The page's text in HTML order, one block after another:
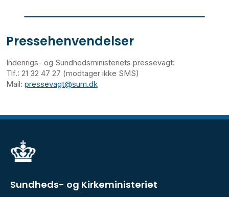
Pressehenvendelser
Indenrigs- og Sundhedsministeriets pressevagt:
Tlf.: 21 32 47 27 (modtager ikke SMS)
Mail: pressevagt@sum.dk
Sundheds- og Kirkeministeriet